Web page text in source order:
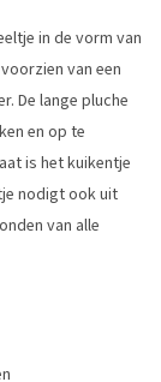
in de vorm van
van een
De lange pluche
en op te
is het kuikentje
nodigt ook uit
van alle